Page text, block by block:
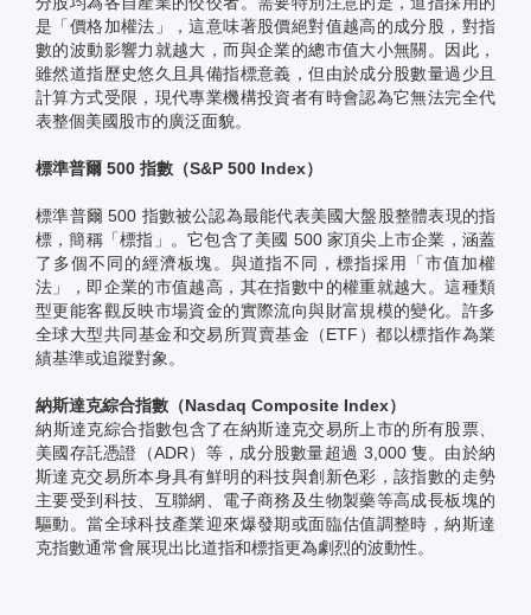
是「價格加權法」，這意味著股價絕對值越高的成分股，對指
數的波動影響力就越大，而與企業的總市值大小無關。因此，
雖然道指歷史悠久且具備指標意義，但由於成分股數量過少且
計算方式受限，現代專業機構投資者有時會認為它無法完全代
表整個美國股市的廣泛面貌。
標準普爾 500 指數（S&P 500 Index）
標準普爾 500 指數被公認為最能代表美國大盤股整體表現的指
標，簡稱「標指」。它包含了美國 500 家頂尖上市企業，涵蓋
了多個不同的經濟板塊。與道指不同，標指採用「市值加權
法」，即企業的市值越高，其在指數中的權重就越大。這種類
型更能客觀反映市場資金的實際流向與財富規模的變化。許多
全球大型共同基金和交易所買賣基金（ETF）都以標指作為業
績基準或追蹤對象。
納斯達克綜合指數（Nasdaq Composite Index）
納斯達克綜合指數包含了在納斯達克交易所上市的所有股票、
美國存託憑證（ADR）等，成分股數量超過 3,000 隻。由於納
斯達克交易所本身具有鮮明的科技與創新色彩，該指數的走勢
主要受到科技、互聯網、電子商務及生物製藥等高成長板塊的
驅動。當全球科技產業迎來爆發期或面臨估值調整時，納斯達
克指數通常會展現出比道指和標指更為劇烈的波動性。